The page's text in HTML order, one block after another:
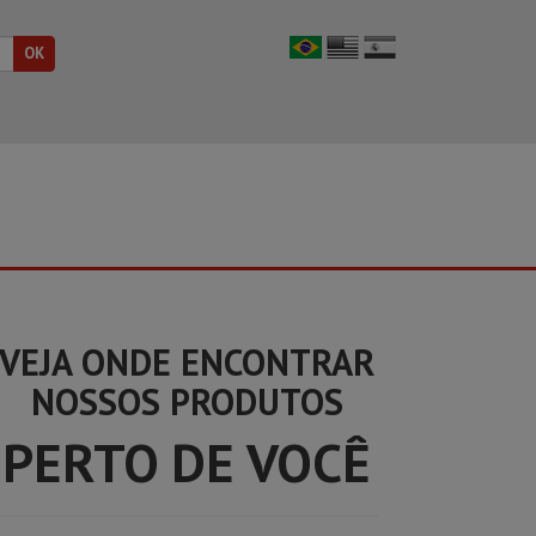
VEJA ONDE ENCONTRAR
NOSSOS PRODUTOS
PERTO DE VOCÊ